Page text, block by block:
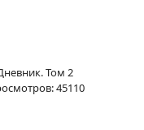
Том 2
45110